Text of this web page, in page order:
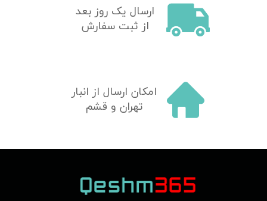
​ارسال یک روز بعد
از ثبت سفارش
امکان ارسال از انبار
تهران و قشم